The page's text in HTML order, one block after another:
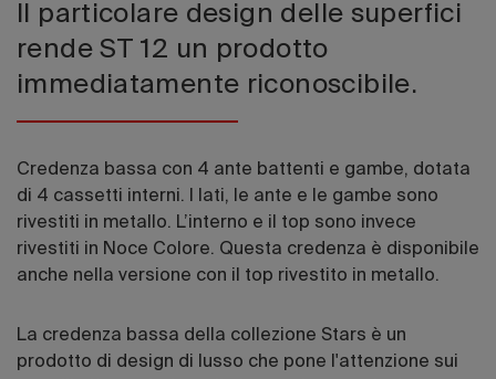
Il particolare design delle superfici
rende ST 12 un prodotto
immediatamente riconoscibile.
Credenza bassa con 4 ante battenti e gambe, dotata
di 4 cassetti interni. I lati, le ante e le gambe sono
rivestiti in metallo. L’interno e il top sono invece
rivestiti in Noce Colore. Questa credenza è disponibile
anche nella versione con il top rivestito in metallo.
La credenza bassa della collezione Stars è un
prodotto di design di lusso che pone l'attenzione sui